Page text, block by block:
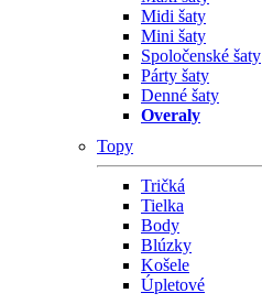
Midi šaty
Mini šaty
Spoločenské šaty
Párty šaty
Denné šaty
Overaly
Topy
Tričká
Tielka
Body
Blúzky
Košele
Úpletové